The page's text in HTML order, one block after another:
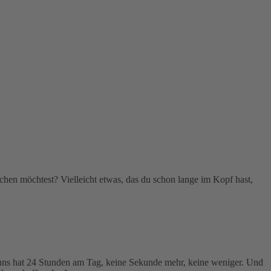
möchtest? Vielleicht etwas, das du schon lange im Kopf hast,
hat 24 Stunden am Tag, keine Sekunde mehr, keine weniger. Und